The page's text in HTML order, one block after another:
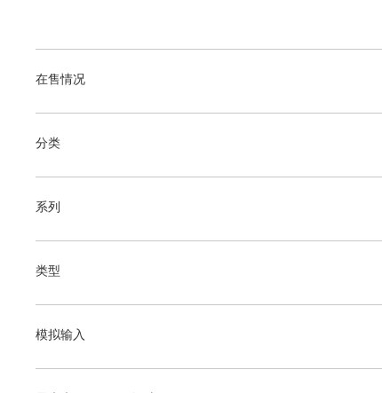
在售情况
分类
系列
类型
模拟输入